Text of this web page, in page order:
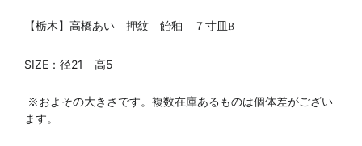
【栃木】高橋あい 押紋 飴釉 ７寸皿B
SIZE：径21 高5
※およその大きさです。複数在庫あるものは個体差がござい
ます。